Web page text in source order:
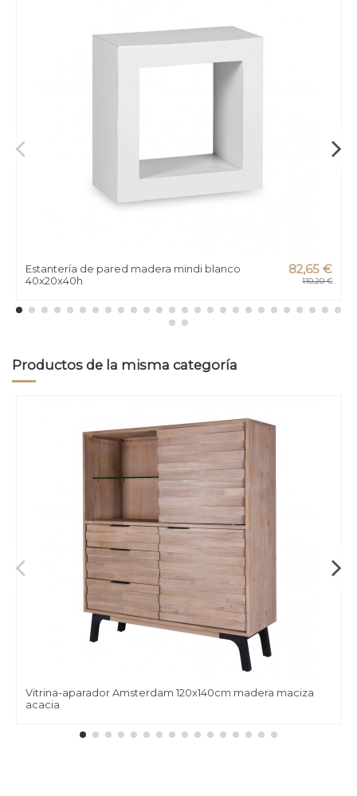
Estantería de pared madera mindi blanco
40x20x40h
82,65 €
110,20 €
Productos de la misma categoría
Vitrina-aparador Amsterdam 120x140cm madera maciza
acacia